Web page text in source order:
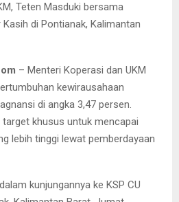
Teten Masduki bersama
di Pontianak, Kalimantan
– Menteri Koperasi dan UKM
kewirausahaan
di angka 3,47 persen.
khusus untuk mencapai
lebih tinggi lewat pemberdayaan
kunjungannya ke KSP CU